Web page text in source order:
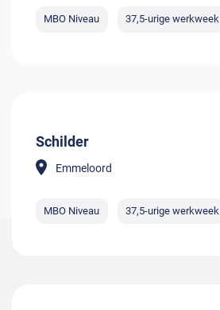
MBO Niveau 37,5-urige werkweek
Schilder
Emmeloord
MBO Niveau 37,5-urige werkweek